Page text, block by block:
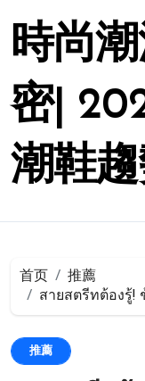
時尚
密|
潮鞋
首页
推薦
สายสตรีทต้องรู้!
推薦